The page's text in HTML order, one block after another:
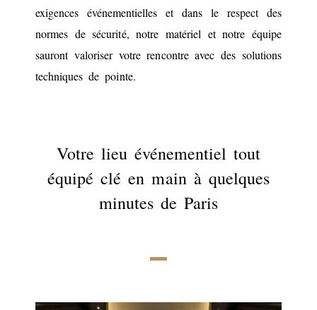
exigences événementielles et dans le respect des
normes de sécurité, notre matériel et notre équipe
sauront valoriser votre rencontre avec des solutions
techniques de pointe.
Votre lieu événementiel tout
équipé clé en main à quelques
minutes de Paris